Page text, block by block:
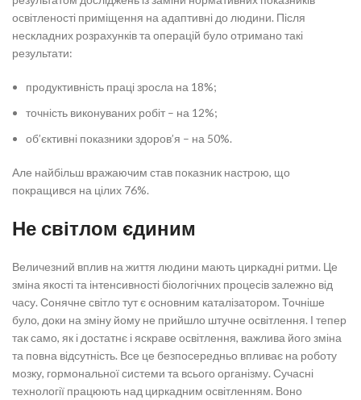
освітленості приміщення на адаптивні до людини. Після
нескладних розрахунків та операцій було отримано такі
результати:
продуктивність праці зросла на 18%;
точність виконуваних робіт – на 12%;
об’єктивні показники здоров’я – на 50%.
Але найбільш вражаючим став показник настрою, що
покращився на цілих 76%.
Не світлом єдиним
Величезний вплив на життя людини мають циркадні ритми. Це
зміна якості та інтенсивності біологічних процесів залежно від
часу. Сонячне світло тут є основним каталізатором. Точніше
було, доки на зміну йому не прийшло штучне освітлення. І тепер
так само, як і достатнє і яскраве освітлення, важлива його зміна
та повна відсутність. Все це безпосередньо впливає на роботу
мозку, гормональної системи та всього організму. Сучасні
технології працюють над циркадним освітленням. Воно